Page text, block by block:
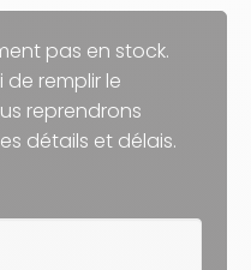
pas en stock.
remplir le
reprendrons
détails et délais.